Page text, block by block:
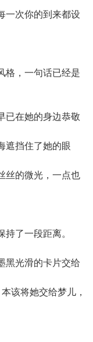
次你的到来都设
，一句话已经是
在她的身边恭敬
遮挡住了她的眼
丝的微光，一点也
了一段距离。
光滑的卡片交给
该将她交给梦儿，